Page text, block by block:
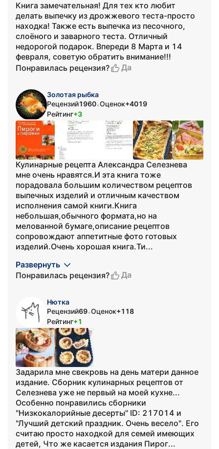
Книга замечательная! Для тех кто любит
делать выпечку из дрожжевого теста-просто
находка! Также есть выпечка из песочного,
слоёного и заварного теста. Отличный
недорогой подарок. Впереди 8 Марта и 14
февраля, советую обратить внимание!!!
Понравилась рецензия?
Да
Золотая рыбка
Рецензий1960•Оценок+4019
Рейтинг+3
Кулинарные рецепта Александра Селезнева
мне очень нравятся.И эта книга тоже
порадовала большим количеством рецептов
выпечных изделий и отличным качеством
исполнения самой книги.Книга
небольшая,обычного формата,но на
мелованной бумаге,описание рецептов
сопровождают аппетитные фото готовых
изделий.Очень хорошая книга.Ти...
Развернуть
Понравилась рецензия?
Да
Нютка
Рецензий69•Оценок+118
Рейтинг+1
Задарила мне свекровь на день матери данное
издание. Сборник кулинарных рецептов от
Селезнева уже не первый на моей кухне...
Особенно понравились сборники
"Низкокалорийные десерты" ID: 217014 и
"Лучший детский праздник. Очень весело". Его
считаю просто находкой для семей имеющих
детей, Что же касается издания Пирог...